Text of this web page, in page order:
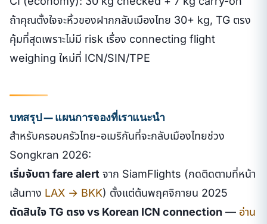
ถ้าคุณตั้งใจจะหิ้วของฝากกลับเมืองไทย 30+ kg, TG ตรง
คุ้มที่สุดเพราะไม่มี risk เรื่อง connecting flight
weighing ใหม่ที่ ICN/SIN/TPE
บทสรุป — แผนการจองที่เราแนะนำ
สำหรับครอบครัวไทย-อเมริกันที่จะกลับเมืองไทยช่วง
Songkran 2026:
เริ่มจับตา fare alert จาก SiamFlights (กดติดตามที่หน้า
เส้นทาง LAX → BKK) ตั้งแต่ต้นพฤศจิกายน 2025
ตัดสินใจ TG ตรง vs Korean ICN connection — อ่าน